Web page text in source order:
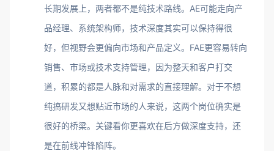
长期发展上，两者都不是纯技术路线。AE可能走向产
品经理、系统架构师，技术深度其实可以保持得很
好，但视野会更偏向市场和产品定义。FAE更容易转向
销售、市场或技术支持管理，因为整天和客户打交
道，积累的都是人脉和对需求的直接理解。对于不想
纯搞研发又想贴近市场的人来说，这两个岗位确实是
很好的桥梁。关键看你更喜欢在后方做深度支持，还
是在前线冲锋陷阵。